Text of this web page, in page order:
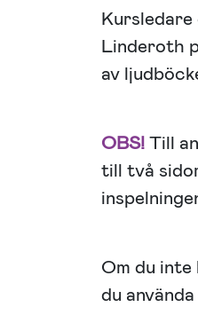
Linderoth
av
OBS!Till
till två
Om du
du